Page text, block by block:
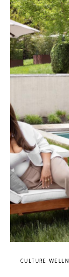
CULTURE